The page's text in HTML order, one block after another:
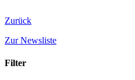
Zurück
Zur Newsliste
Filter